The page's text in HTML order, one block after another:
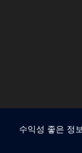
수익성 좋은 정